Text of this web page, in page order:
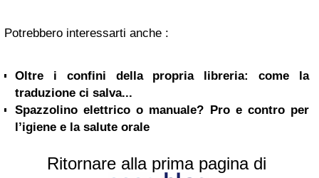
Potrebbero interessarti anche :
Oltre i confini della propria libreria: come la
traduzione ci salva...
Spazzolino elettrico o manuale? Pro e contro per
l’igiene e la salute orale
Ritornare alla prima pagina di